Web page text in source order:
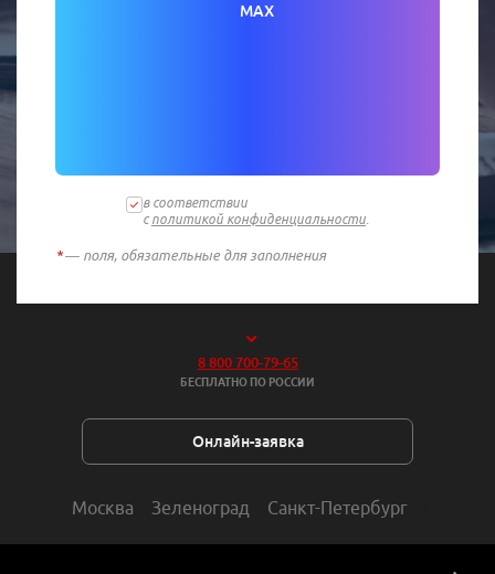
MAX
в соответствии
с политикой конфиденциальности
*— поля, обязательные для заполнения
8 800 700-79-65
БЕСПЛАТНО ПО РОССИИ
Онлайн-заявка
Москва Зеленоград Санкт-Петербург